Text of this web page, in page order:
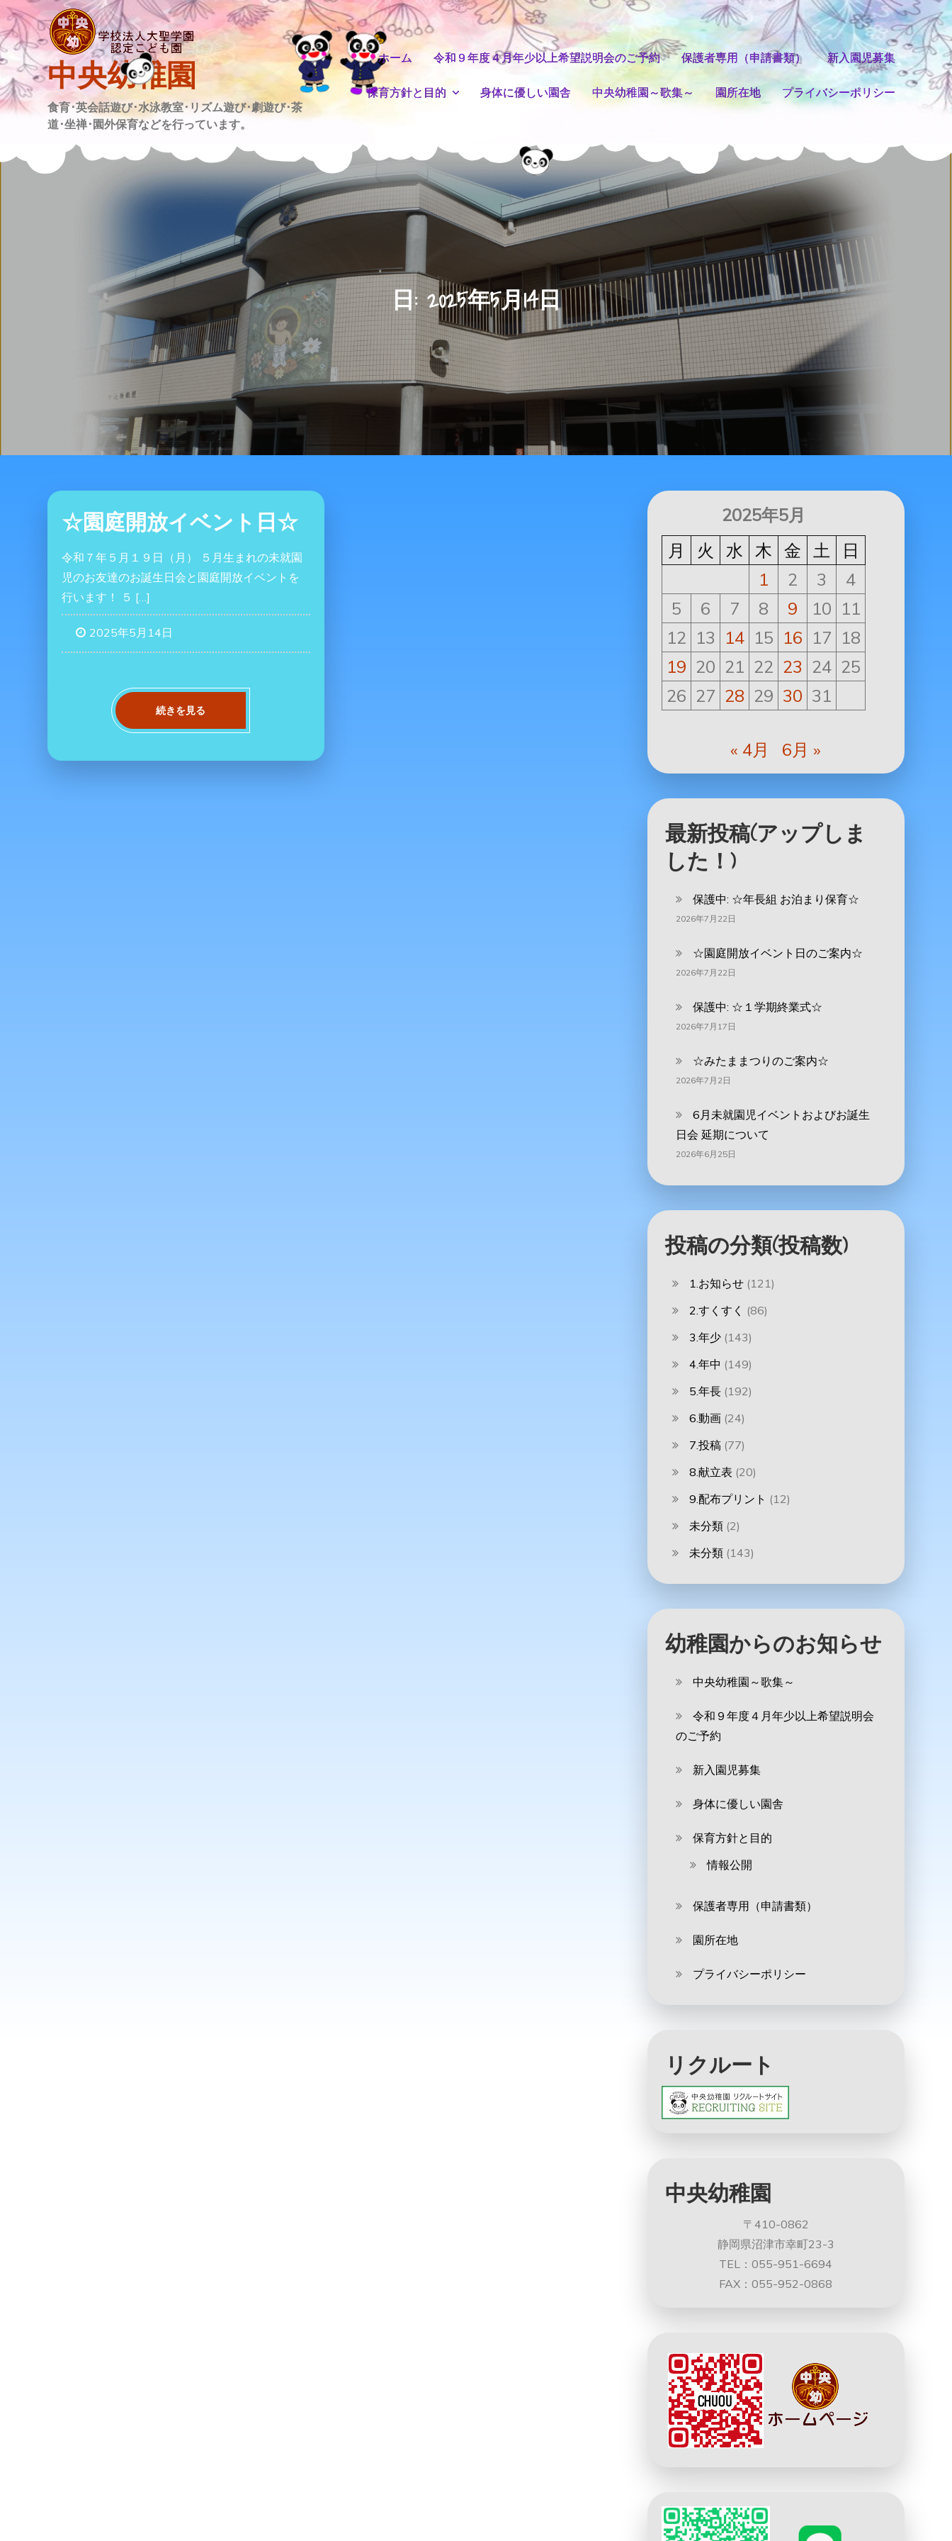
Skip
to
content
中央幼稚園
食育･英会話遊び･水泳教室･リズム遊び･劇遊び･茶
道･坐禅･園外保育などを行っています。
ホーム 令和９年度４月年少以上希望説明会のご予約 保護者専用（申請書類） 新入園児募集
保育方針と目的 身体に優しい園舎 中央幼稚園～歌集～ 園所在地 プライバシーポリシー
日:2025年5月14日
☆園庭開放イベント日☆
令和７年５月１９日（月） ５月生まれの未就園
児のお友達のお誕生日会と園庭開放イベントを
行います！ ５ […]
2025年5月14日
続きを見る
2025年5月
月
火 水 木 金 土
日
1
2 3
4
5
6 7 8 9 10 11
12 13 14 15 16 17 18
19 20 21 22 23 24 25
26 27 28 29 30 31
« 4月 6月 »
最新投稿(アップしま
した！)
保護中: ‪☆年長組 お泊まり保育☆
2026年7月22日
☆園庭開放イベント日のご案内☆
2026年7月22日
保護中: ☆１学期終業式☆
2026年7月17日
☆みたままつりのご案内☆
2026年7月2日
6月未就園児イベントおよびお誕生
日会 延期について
2026年6月25日
投稿の分類(投稿数)
1.お知らせ(121)
2.すくすく (86)
3.年少(143)
4.年中 (149)
5.年長(192)
6.動画(24)
7.投稿(77)
8.献立表 (20)
9.配布プリント (12)
未分類(2)
未分類(143)
幼稚園からのお知らせ
中央幼稚園～歌集～
令和９年度４月年少以上希望説明会
のご予約
新入園児募集
身体に優しい園舎
保育方針と目的
情報公開
保護者専用（申請書類）
園所在地
プライバシーポリシー
リクルート
中央幼稚園
〒410-0862
静岡県沼津市幸町23-3
TEL：055-951-6694
FAX：055-952-0868